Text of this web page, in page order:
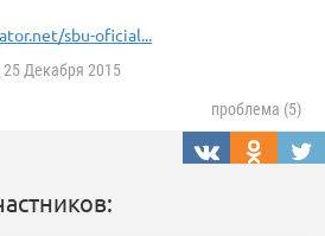
sbu-oficial...
25 Декабря 2015
проблема (5)